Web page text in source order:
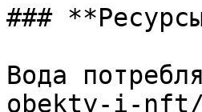
###
Вода
obekty-i-nft/